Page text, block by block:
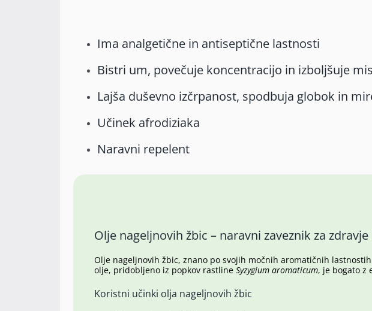
Ima analgetične in antiseptične lastnosti
Bistri um, povečuje koncentracijo in izboljšuje
Lajša duševno izčrpanost, spodbuja globok in
Učinek afrodiziaka
Naravni repelent
Olje nageljnovih žbic – naravni zaveznik za
Olje nageljnovih žbic, znano po svojih močnih aromatičnih
olje, pridobljeno iz popkov rastline Syzygium aromaticum, je bogato z
Koristni učinki olja nageljnovih žbic